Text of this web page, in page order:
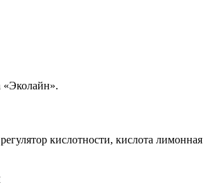
«Эколайн».
кислотности, кислота лимонная